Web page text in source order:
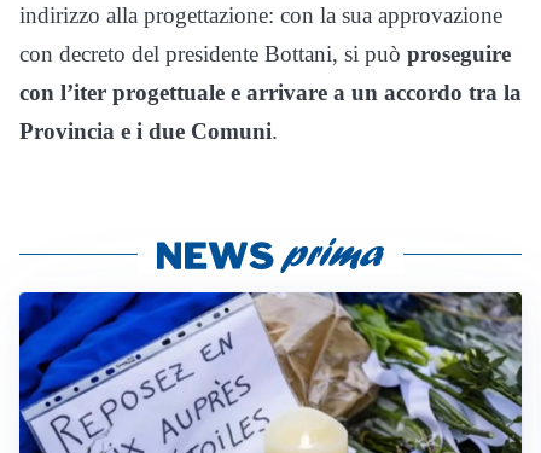
indirizzo alla progettazione: con la sua approvazione
con decreto del presidente Bottani, si può proseguire
con l’iter progettuale e arrivare a un accordo tra la
Provincia e i due Comuni.